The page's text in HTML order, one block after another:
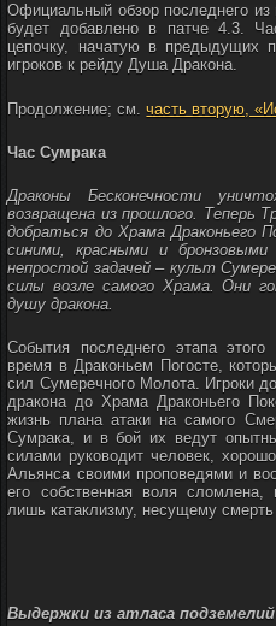
Официальный обзор последнего
будет добавлено в патче 4.3.
цепочку, начатую в предыдущих
игроков к рейду Душа Дракона.
Продолжение; см.часть вторую,
Час Сумрака
Драконы Бесконечности
возвращена из прошлого. Теперь
добраться до Храма Драконьего
синими, красными и
непростой задачей – культ
силы возле самого Храма. Они
душу дракона.
События последнего этапа
время в Драконьем Погосте,
сил Сумеречного Молота. Игроки
дракона до Храма Драконьего
жизнь плана атаки на самого
Сумрака, и в бой их ведут
силами руководит человек,
Альянса своими проповедями и
его собственная воля
лишь катаклизму, несущему
Выдержки из атласа подземелий